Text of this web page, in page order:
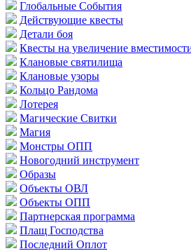
Глобальные События
Действующие квесты
Детали боя
Квесты на увеличение
Клановые святилища
Клановые узоры
Кольцо Рандома
Лотерея
Магические Свитки
Магия
Монстры ОПП
Новогодний инструмент
Образы
Объекты ОВЛ
Объекты ОПП
Партнерская программа
Плащ Господства
Последний Оплот